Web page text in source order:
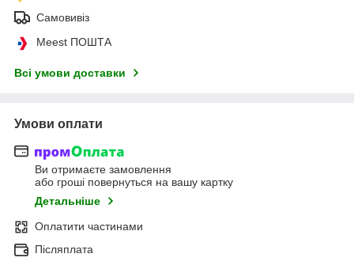
Самовивіз
Meest ПОШТА
Всі умови доставки
Умови оплати
Ви отримаєте замовлення
або гроші повернуться на вашу картку
Детальніше
Оплатити частинами
Післяплата